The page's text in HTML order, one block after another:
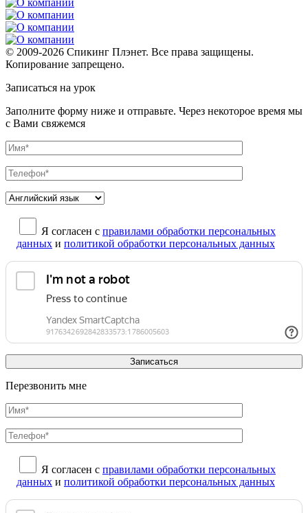
© 2009-2026 Спикинг Плэнет. Все права защищены.
Копирование запрещено.
Записаться на урок
Заполните форму ниже и отправьте. Через некоторое время мы
с Вами свяжемся
Я согласен с правилами обработки персональных
данных и политикой обработки персональных данных
Перезвонить мне
Я согласен с правилами обработки персональных
данных и политикой обработки персональных данных